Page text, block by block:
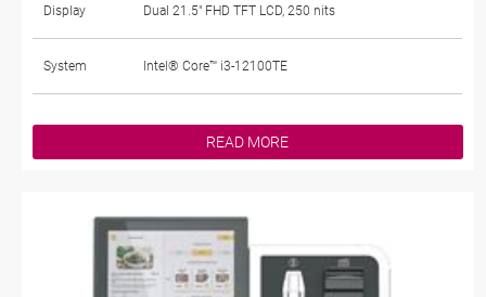
Display Dual 21.5" FHD TFT LCD, 250 nits
System Intel® Core™ i3-12100TE
READ MORE